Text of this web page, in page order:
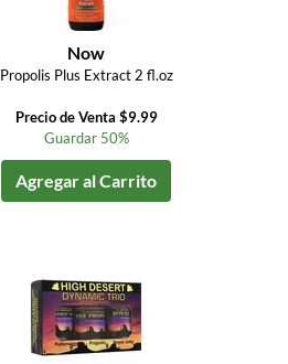
Now
Propolis Plus Extract 2 fl.oz
Precio de Venta $9.99
Guardar 50%
Agregar al Carrito